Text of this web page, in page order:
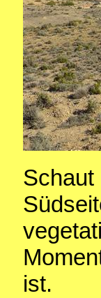
Schaut
ist.